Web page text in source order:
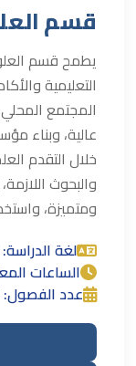
قسم
يطمح قسم
التعليمية
المجتمع
عالية، وبناء
خلال التقدم
والبحوث
ومتميزة،
لغة الدراسة:
الساعات
عدد الفصول: 8